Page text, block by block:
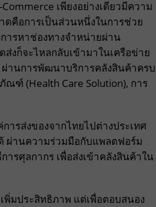
เพียงอย่างเดียวมีความ
ดคือการเป็นส่วนหนึ่งในการช่วย
รหาช่องทางจำหน่ายผ่าน
งก็จะไหลกลับเข้ามาในเครือข่าย
านการพัฒนาบริการคลังสินค้าครบ
ณฑ์ (Health Care Solution), การ
รส่งของจากไทยไปต่างประเทศ
ด้ ผ่านความร่วมมือกับแพลตฟอร์ม
รศุลกากร เพื่อส่งเข้าคลังสินค้าใน
พิ่มประสิทธิภาพ แต่เพื่อตอบสนอง